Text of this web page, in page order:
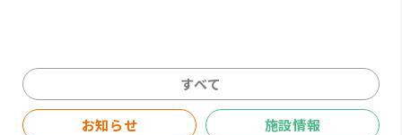
すべて
お知らせ 施設情報